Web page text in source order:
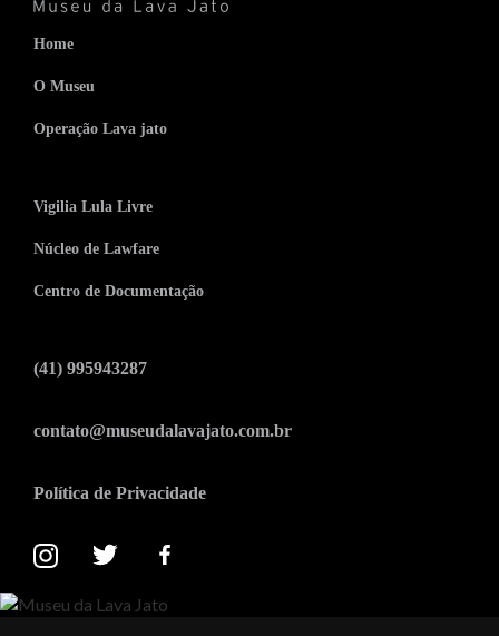
Home
O Museu
Operação Lava jato
Vigilia Lula Livre
Núcleo de Lawfare
Centro de Documentação
(41) 995943287
contato@museudalavajato.com.br
Política de Privacidade